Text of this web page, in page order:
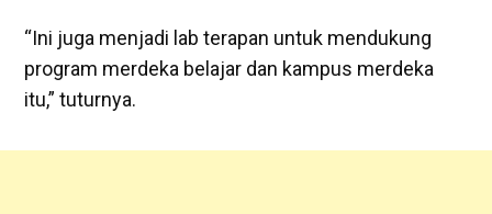
“Ini juga menjadi lab terapan untuk mendukung
program merdeka belajar dan kampus merdeka
itu,” tuturnya.